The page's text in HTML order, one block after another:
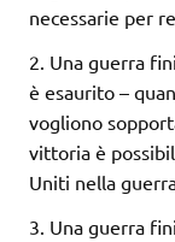
necessarie per
2. Una guerra
è esaurito –
vogliono
vittoria è
Uniti nella
3. Una guerra